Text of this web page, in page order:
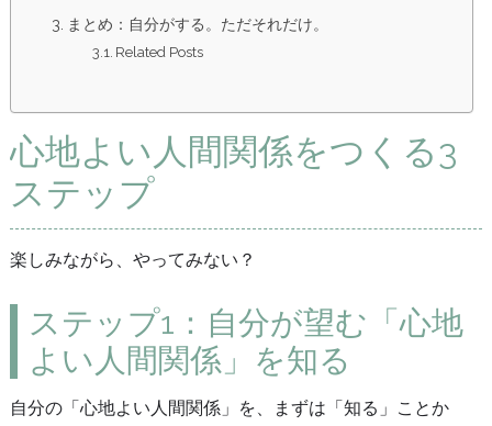
まとめ：自分がする。ただそれだけ。
Related Posts
心地よい人間関係をつくる3
ステップ
楽しみながら、やってみない？
ステップ1：自分が望む「心地
よい人間関係」を知る
自分の「心地よい人間関係」を、まずは「知る」ことか